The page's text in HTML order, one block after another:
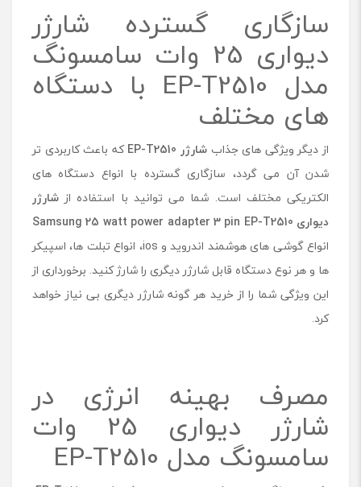
سازگاری گسترده شارژر
دیواری 25 وات سامسونگ
مدل EP-T2510 با دستگاه
‌های مختلف
از دیگر ویژگی های جذاب شارژر EP-T2510
که باعث کاربردی تر
شدن آن می گردد، سازگاری گسترده با انواع دستگاه های
الکتریکی مختلف است. شما می توانید با استفاده از شارژر
دیواری Samsung 25 watt power adapter 3 pin EP-T2510
انواع گوشی های هوشمند اندروید و ios، انواع تبلت ها، اسپیکر
ها و هر نوع دستگاه قابل شارژر دیگری را شارژ کنید. برخورداری از
این ویژگی شما را از خرید هر گونه شارژر دیگری بی نیاز خواهد
کرد.
مصرف بهینه انرژی در
شارژر دیواری 25 وات
سامسونگ مدل EP-T2510